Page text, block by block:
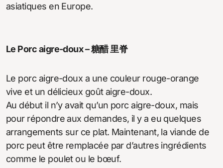
asiatiques en Europe.
Le Porc aigre-doux – 糖醋 里脊
Le porc aigre-doux a une couleur rouge-orange
vive et un délicieux goût aigre-doux.
Au début il n’y avait qu’un porc aigre-doux, mais
pour répondre aux demandes, il y a eu quelques
arrangements sur ce plat. Maintenant, la viande de
porc peut être remplacée par d’autres ingrédients
comme le poulet ou le bœuf.